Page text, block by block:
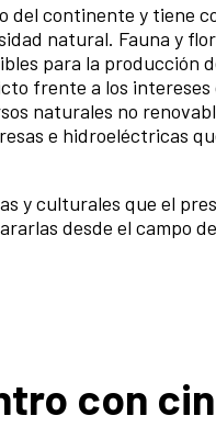
del continente y tiene
natural. Fauna y
para la producción
frente a los intereses
naturales no
e hidroeléctricas
y culturales que el
desde el campo
con